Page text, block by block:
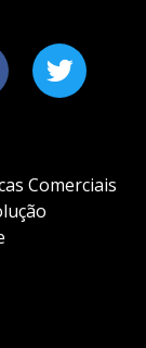
Comerciais